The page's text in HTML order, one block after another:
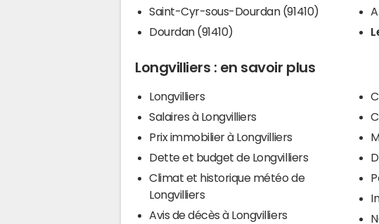
Saint-Cyr-sous-Dourdan (91410)
Dourdan (91410)
Longvilliers : en savoir plus
Longvilliers
Salaires à Longvilliers
Prix immobilier à Longvilliers
Dette et budget de Longvilliers
Climat et historique météo de
Longvilliers
Avis de décès à Longvilliers